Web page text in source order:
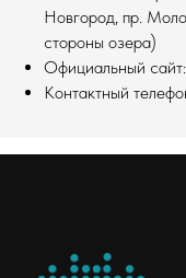
Новгород, пр.
стороны озера)
Официальный
Контактный